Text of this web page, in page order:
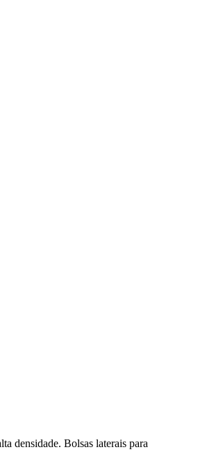
densidade. Bolsas laterais para